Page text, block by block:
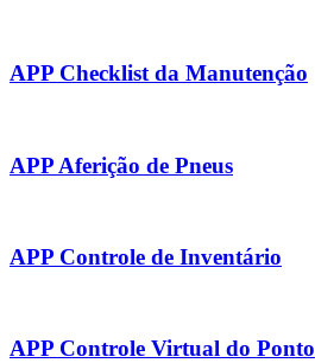
APP Checklist da Manutenção
APP Aferição de Pneus
APP Controle de Inventário
APP Controle Virtual do Ponto